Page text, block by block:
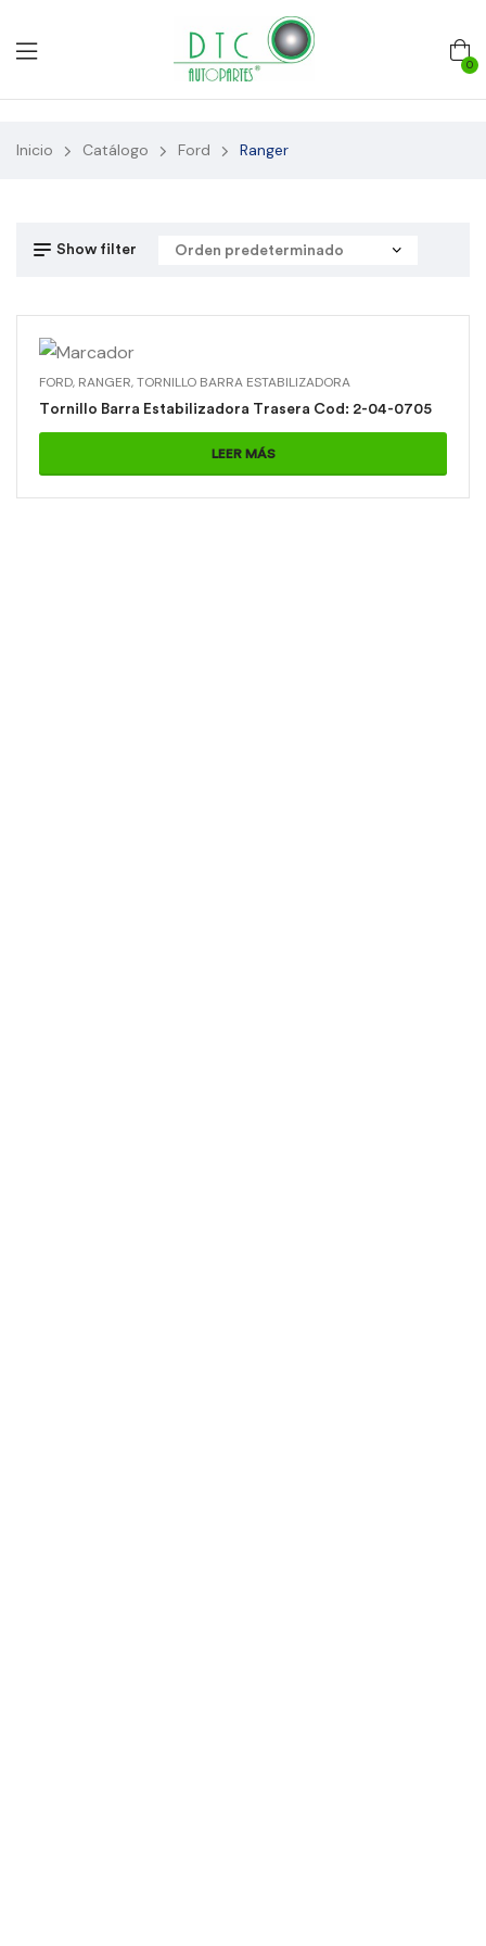
0
Inicio Catálogo Ford Ranger
Show filter
FORD, RANGER,TORNILLO BARRA ESTABILIZADORA
Tornillo Barra Estabilizadora Trasera Cod: 2-04-0705
LEER MÁS